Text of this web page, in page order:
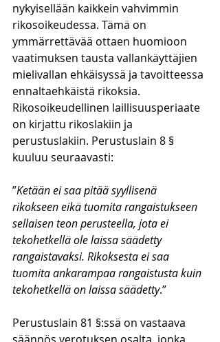
nykyisellään kaikkein vahvimmin
rikosoikeudessa. Tämä on
ymmärrettävää ottaen huomioon
vaatimuksen tausta vallankäyttäjien
mielivallan ehkäisyssä ja tavoitteessa
ennaltaehkäistä rikoksia.
Rikosoikeudellinen laillisuusperiaate
on kirjattu rikoslakiin ja
perustuslakiin. Perustuslain 8 §
kuuluu seuraavasti:
”Ketään ei saa pitää syyllisenä
rikokseen eikä tuomita rangaistukseen
sellaisen teon perusteella, jota ei
tekohetkellä ole laissa säädetty
rangaistavaksi. Rikoksesta ei saa
tuomita ankarampaa rangaistusta kuin
tekohetkellä on laissa säädetty.”
Perustuslain 81 §:ssä on vastaava